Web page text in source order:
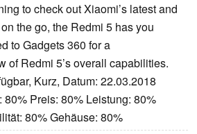
to check out Xiaomi’s latest and
the go, the Redmi 5 has you
to Gadgets 360 for a
of Redmi 5’s overall capabilities.
Kurz, Datum: 22.03.2018
: 80% Preis: 80% Leistung: 80%
80% Gehäuse: 80%